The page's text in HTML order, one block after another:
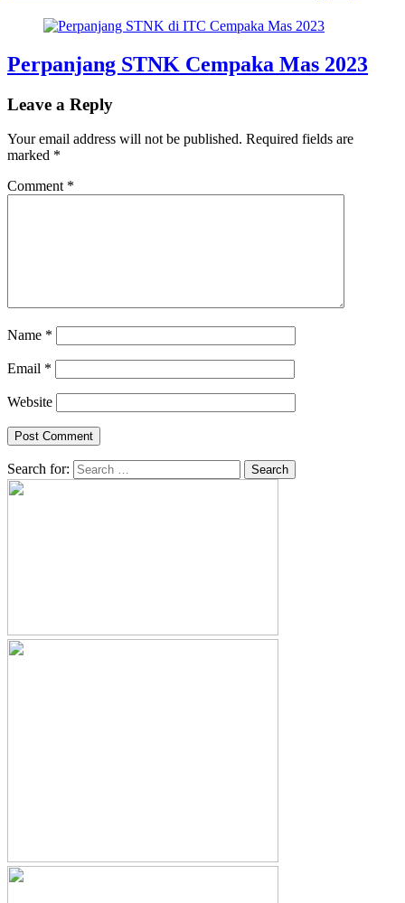
Perpanjang STNK Cempaka Mas 2023
Leave a Reply
Your email address will not be published. Required fields are
marked *
Comment *
Name *
Email *
Website
Search for: